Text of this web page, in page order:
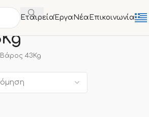
Εταιρεία Έργα Νέα Επικοινωνία
43Kg